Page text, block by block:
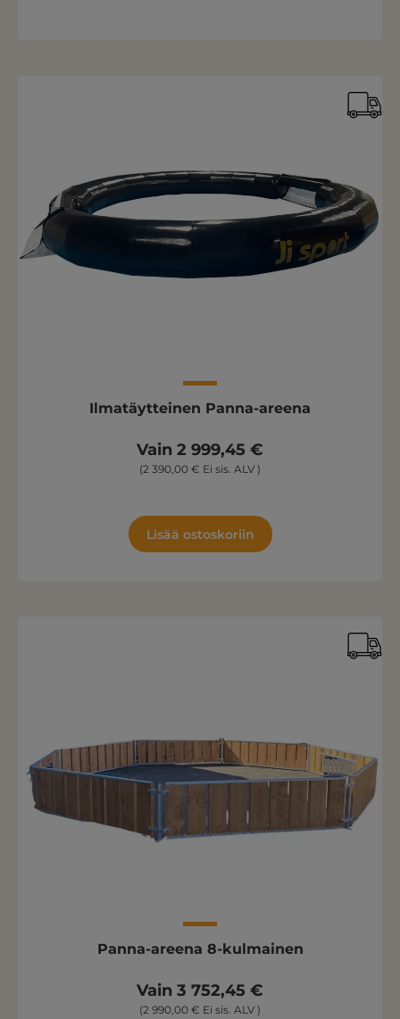
Ilmatäytteinen Panna-areena
Vain 2 999,45 €
(2 390,00 € Ei sis. ALV )
Lisää ostoskoriin
Panna-areena 8-kulmainen
Vain 3 752,45 €
(2 990,00 € Ei sis. ALV )